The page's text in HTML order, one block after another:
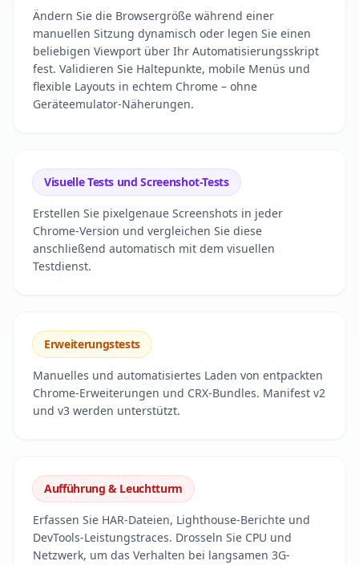
Ändern Sie die Browsergröße während einer
manuellen Sitzung dynamisch oder legen Sie einen
beliebigen Viewport über Ihr Automatisierungsskript
fest. Validieren Sie Haltepunkte, mobile Menüs und
flexible Layouts in echtem Chrome – ohne
Geräteemulator-Näherungen.
Visuelle Tests und Screenshot-Tests
Erstellen Sie pixelgenaue Screenshots in jeder
Chrome-Version und vergleichen Sie diese
anschließend automatisch mit dem visuellen
Testdienst.
Erweiterungstests
Manuelles und automatisiertes Laden von entpackten
Chrome-Erweiterungen und CRX-Bundles. Manifest v2
und v3 werden unterstützt.
Aufführung & Leuchtturm
Erfassen Sie HAR-Dateien, Lighthouse-Berichte und
DevTools-Leistungstraces. Drosseln Sie CPU und
Netzwerk, um das Verhalten bei langsamen 3G-